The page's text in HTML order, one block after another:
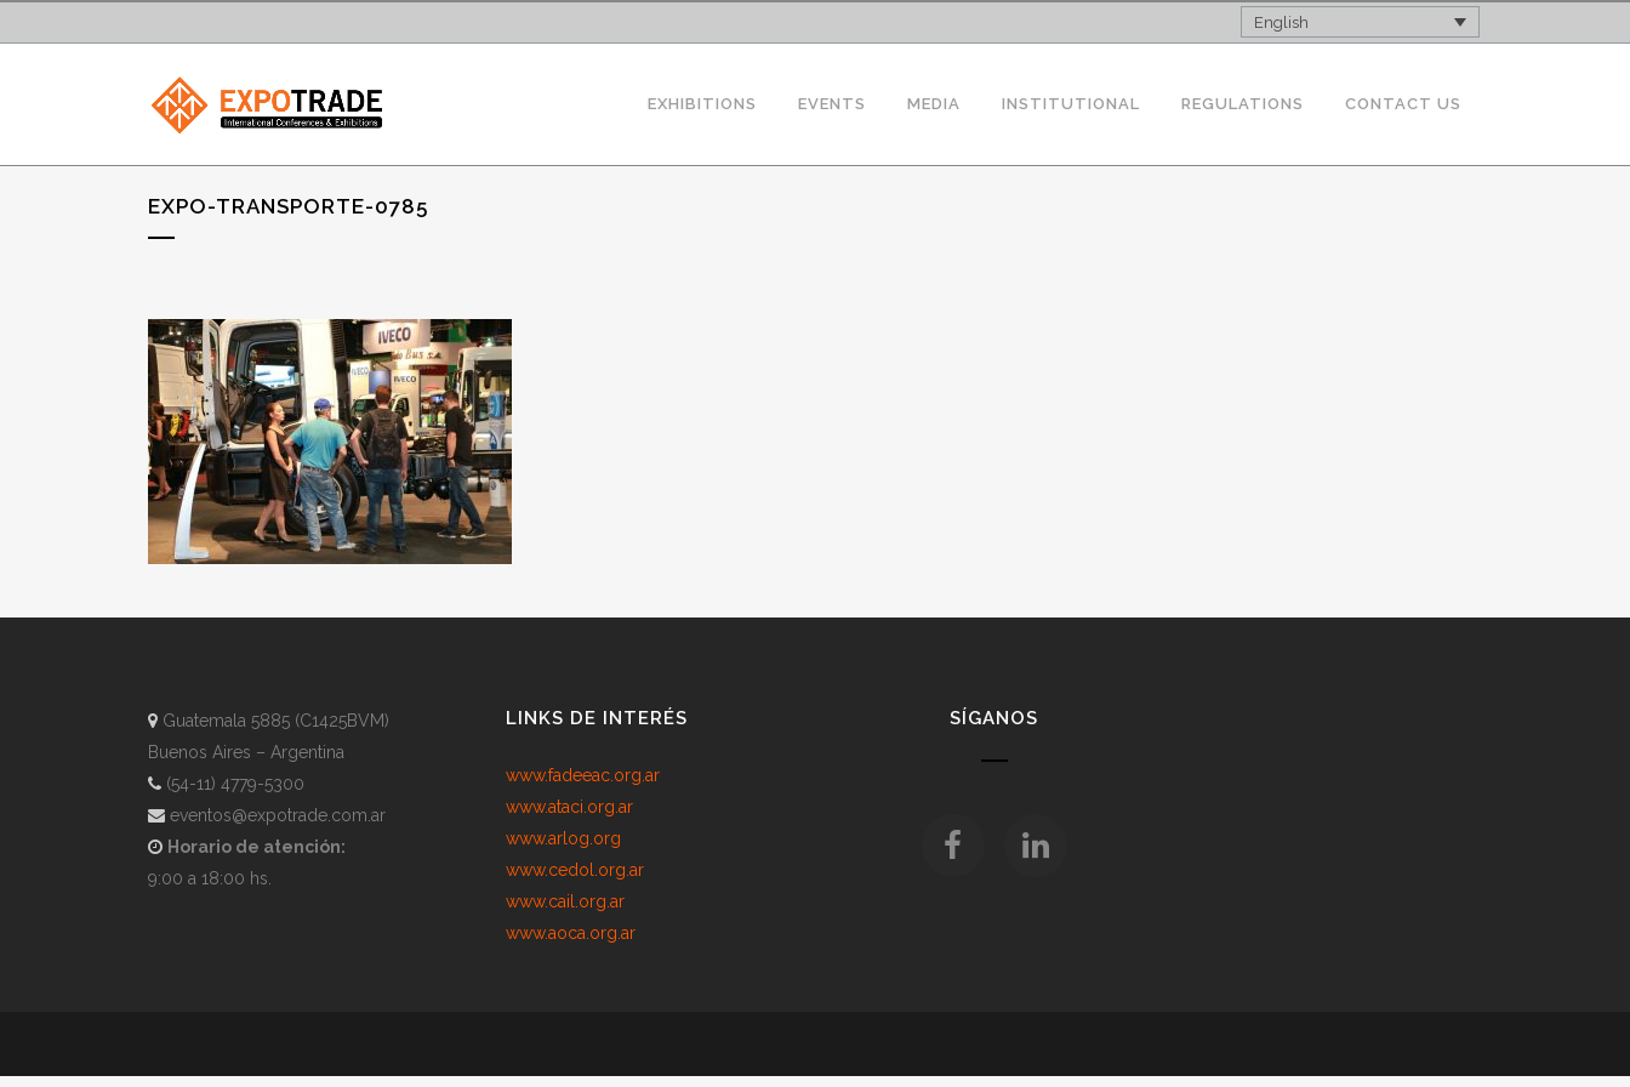
English
EXHIBITIONS EVENTS MEDIA INSTITUTIONAL REGULATIONS CONTACT US
EXPO-TRANSPORTE-0785
Guatemala 5885 (C1425BVM)
Buenos Aires – Argentina
(54-11) 4779-5300
eventos@expotrade.com.ar
Horario de atención:
9:00 a 18:00 hs.
LINKS DE INTERÉS
www.fadeeac.org.ar
www.ataci.org.ar
www.arlog.org
www.cedol.org.ar
www.cail.org.ar
www.aoca.org.ar
SÍGANOS